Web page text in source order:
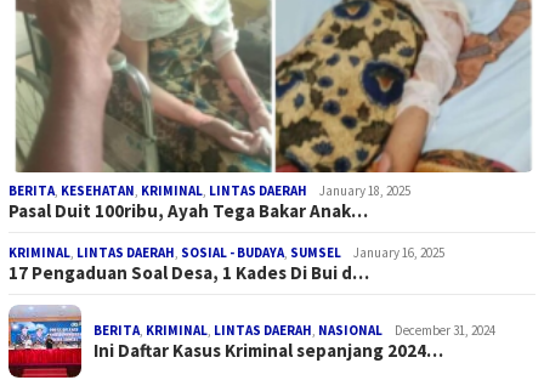
BERITA KESEHATAN KRIMINAL LINTAS DAERAH January 18, 2025
Pasal Duit 100ribu, Ayah Tega Bakar Anak…
KRIMINAL LINTAS DAERAH SOSIAL - BUDAYA SUMSEL January 16, 2025
17 Pengaduan Soal Desa, 1 Kades Di Bui d…
BERITA KRIMINAL LINTAS DAERAH NASIONAL December 31, 2024
Ini Daftar Kasus Kriminal sepanjang 2024…